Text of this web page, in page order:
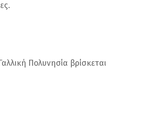
Πολυνησία βρίσκεται